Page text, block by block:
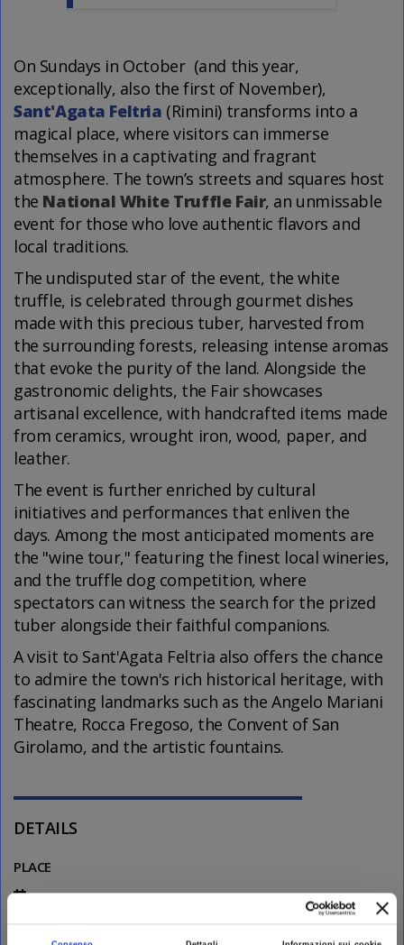
On Sundays in October (and this year,
exceptionally, also the first of November),
Sant'Agata Feltria (Rimini) transforms into a
magical place, where visitors can immerse
themselves in a captivating and fragrant
atmosphere. The town’s streets and squares host
the National White Truffle Fair, an unmissable
event for those who love authentic flavors and
local traditions.
The undisputed star of the event, the white
truffle, is celebrated through gourmet dishes
made with this precious tuber, harvested from
the surrounding forests, releasing intense aromas
that evoke the purity of the land. Alongside the
gastronomic delights, the Fair showcases
artisanal excellence, with handcrafted items made
from ceramics, wrought iron, wood, paper, and
leather.
The event is further enriched by cultural
initiatives and performances that enliven the
days. Among the most anticipated moments are
the "wine tour," featuring the finest local wineries,
and the truffle dog competition, where
spectators can witness the search for the prized
tuber alongside their faithful companions.
A visit to Sant'Agata Feltria also offers the chance
to admire the town's rich historical heritage, with
fascinating landmarks such as the Angelo Mariani
Theatre, Rocca Fregoso, the Convent of San
Girolamo, and the artistic fountains.
DETAILS
PLACE
Info on the website